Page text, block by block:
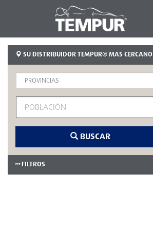
SU DISTRIBUIDOR TEMPUR® MAS CERCANO
BUSCAR
FILTROS